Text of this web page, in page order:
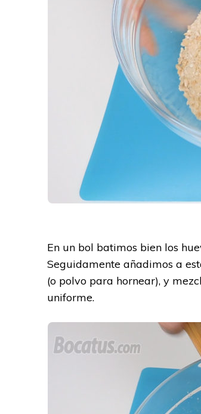
En un bol batimos bien los
Seguidamente añadimos a
(o polvo para hornear), y
uniforme.